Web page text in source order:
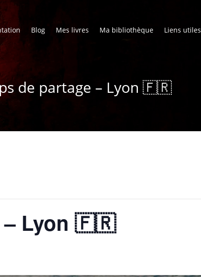
Blog Mes livres Ma bibliothèque Liens utiles
de partage – Lyon 🇫🇷
– Lyon 🇫🇷